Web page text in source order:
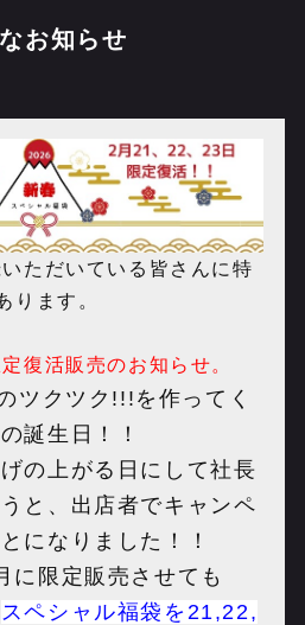
お知らせ
ただいている皆さんに特
ります。
復活販売のお知らせ。
ツクツク!!!を作ってく
誕生日！！
の上がる日にして社長
と、出店者でキャンペ
になりました！！
に限定販売させても
スペシャル福袋を21,22,